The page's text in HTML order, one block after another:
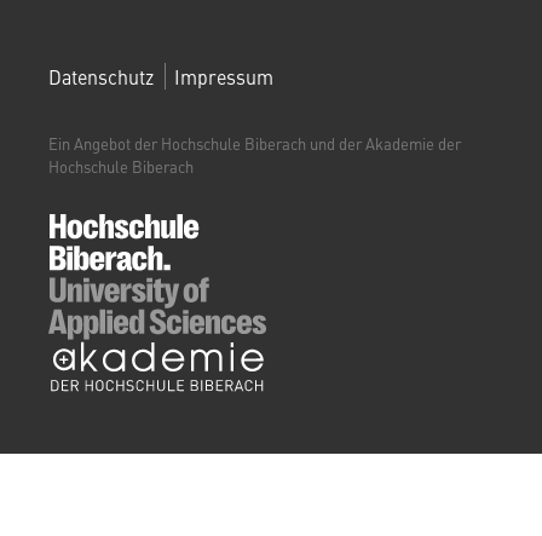
FOOTERMENÜ
Datenschutz Impressum
Ein Angebot der Hochschule Biberach und der Akademie der
Hochschule Biberach